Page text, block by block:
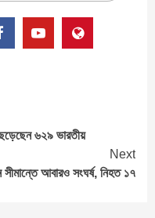
৬২৯ ভারতীয়
Next
আবারও সংঘর্ষ, নিহত ১৭